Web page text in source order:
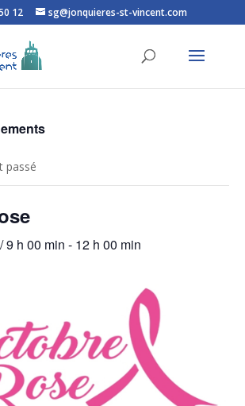
12 sg@jonquieres-st-vincent.com
passé
9 h 00 min - 12 h 00 min